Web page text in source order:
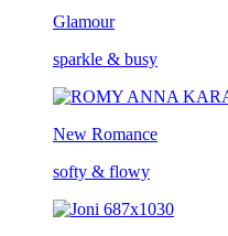
Glamour
sparkle & busy
New Romance
softy & flowy